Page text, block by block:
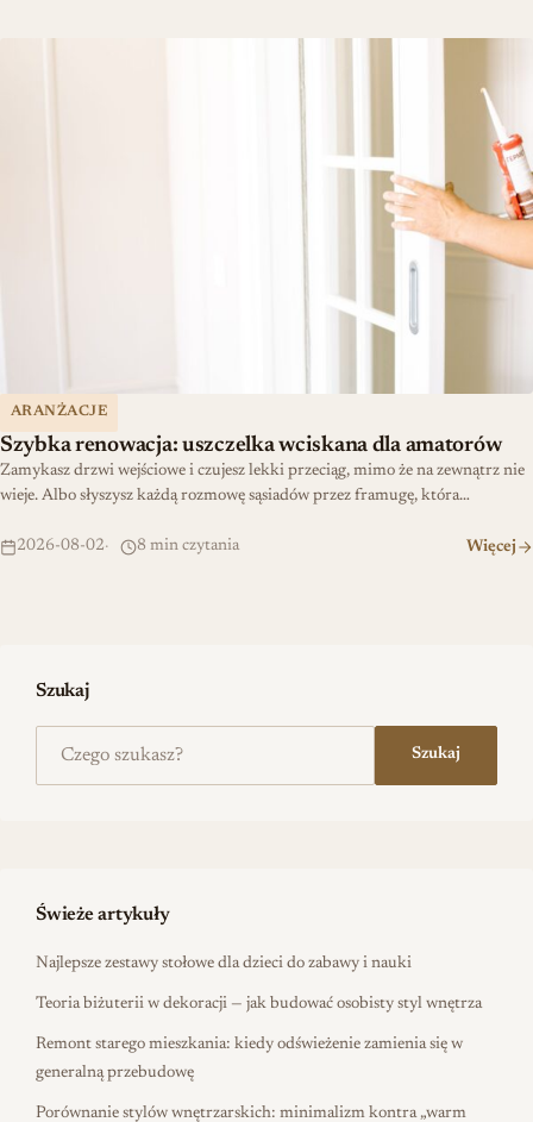
ARANŻACJE
Szybka renowacja: uszczelka wciskana dla amatorów
Zamykasz drzwi wejściowe i czujesz lekki przeciąg, mimo że na zewnątrz nie
wieje. Albo słyszysz każdą rozmowę sąsiadów przez framugę, która…
2026-08-02 8 min czytania Więcej
Szukaj
Szukaj
Świeże artykuły
Najlepsze zestawy stołowe dla dzieci do zabawy i nauki
Teoria biżuterii w dekoracji — jak budować osobisty styl wnętrza
Remont starego mieszkania: kiedy odświeżenie zamienia się w
generalną przebudowę
Porównanie stylów wnętrzarskich: minimalizm kontra „warm